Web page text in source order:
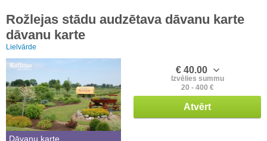
Rožlejas stādu audzētava dāvanu karte
dāvanu karte
Lielvārde
Dāvanu karte
€ 40.00
Izvēlies summu
20 - 400 €
Atvērt